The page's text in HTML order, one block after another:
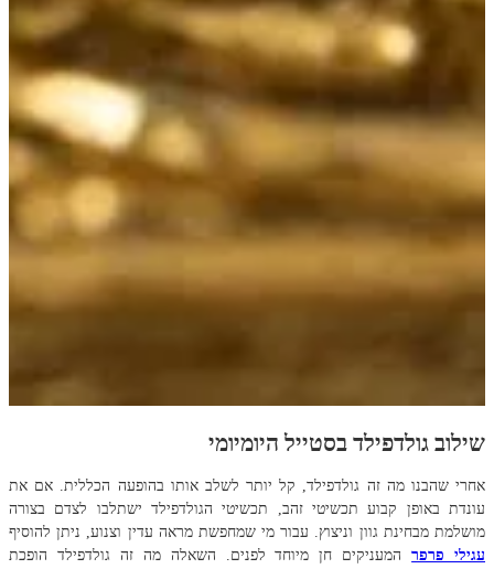
שילוב גולדפילד בסטייל היומיומי
אחרי שהבנו מה זה גולדפילד, קל יותר לשלב אותו בהופעה הכללית. אם את
עונדת באופן קבוע תכשיטי זהב, תכשיטי הגולדפילד ישתלבו לצדם בצורה
מושלמת מבחינת גוון וניצוץ. עבור מי שמחפשת מראה עדין וצנוע, ניתן להוסיף
עגילי פרפרהמעניקים חן מיוחד לפנים. השאלה מה זה גולדפילד הופכת